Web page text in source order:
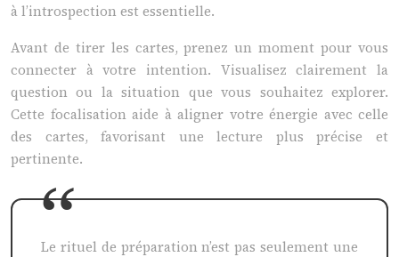
à l’introspection est essentielle.
Avant de tirer les cartes, prenez un moment pour vous
connecter à votre intention. Visualisez clairement la
question ou la situation que vous souhaitez explorer.
Cette focalisation aide à aligner votre énergie avec celle
des cartes, favorisant une lecture plus précise et
pertinente.
Le rituel de préparation n’est pas seulement une